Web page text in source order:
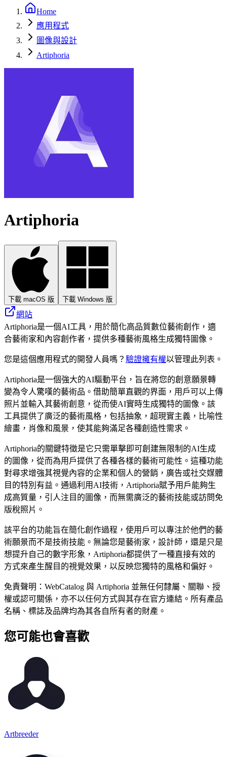
Home
應用程式
圖像與設計
Artiphoria
Artiphoria
下載 macOS 版 下載 Windows 版
網站
Artiphoria是一個AI工具，用於簡化高品質數位藝術創作，適
合藝術家和內容創作者，提供多種藝術風格生成獨特圖像。
您是這個應用程式的開發人員嗎？ 驗證擁有權以管理此列表。
Artiphoria是一個強大的AI驅動平台，旨在將您的創意願景轉
變為令人驚嘆的藝術品。借助簡單直觀的界面，用戶可以上傳
照片並輸入其藝術創意，從而使AI實時生成獨特的圖像。該
工具提供了廣泛的藝術風格，包括抽象，超現實主義，比喻性
繪畫，肖像和風景，使其能夠滿足各種創造性需求。
Artiphoria的關鍵特徵是它只需單擊即可創建無限制的AI生成
的圖像，從而為用戶提供了各種各樣的藝術可能性。這種功能
對尋求增強其視覺內容的企業和個人的營銷，廣告或社交媒體
目的特別有益。通過利用AI技術，Artiphoria賦予用戶能夠生
成高質量，引人注目的圖像，而無需廣泛的藝術技能或訪問免
版稅照片。
該平台的功能旨在簡化創作過程，使用戶可以專注於他們的藝
術願景而不是技術技能。無論您是藝術家，設計師，還是只是
想提升自己的數字形象，Artiphoria都提供了一種直接有效的
方式來產生醒目的視覺效果，以反映您獨特的風格和偏好。
免責聲明：WebCatalog 與 Artiphoria 並無任何隸屬、關聯、授
權或認可關係，亦不以任何方式與其存在官方連結。所有產品
名稱、標誌及品牌均為其各自所有者的財產。
您可能也會喜歡
Artbreeder